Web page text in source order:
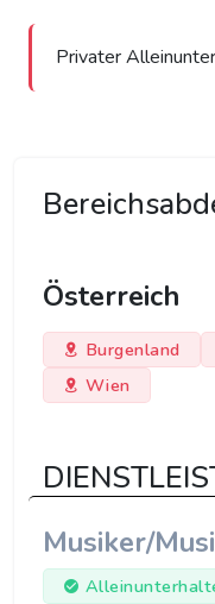
Privater
Österreich
Burgenland
Wien
Musiker/